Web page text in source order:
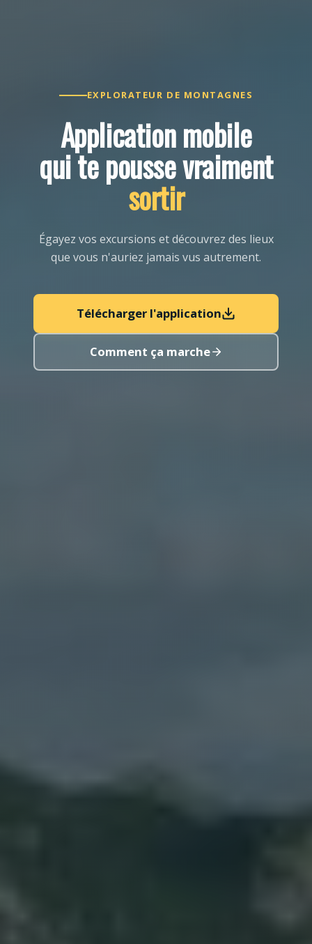
EXPLORATEUR DE MONTAGNES
Application mobile
qui te pousse vraiment
sortir
Égayez vos excursions et découvrez des lieux
que vous n'auriez jamais vus autrement.
Télécharger l'application
Comment ça marche